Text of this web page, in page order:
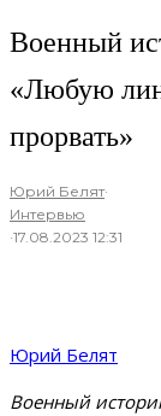
Военный
«Любую
прорвать»
Юрий Белят·
Интервью
·17.08.2023 12:31
Юрий Белят
Военный